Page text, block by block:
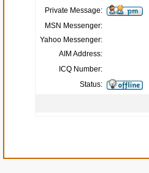
Private Message:
MSN Messenger:
Yahoo Messenger:
AIM Address:
ICQ Number:
Status: